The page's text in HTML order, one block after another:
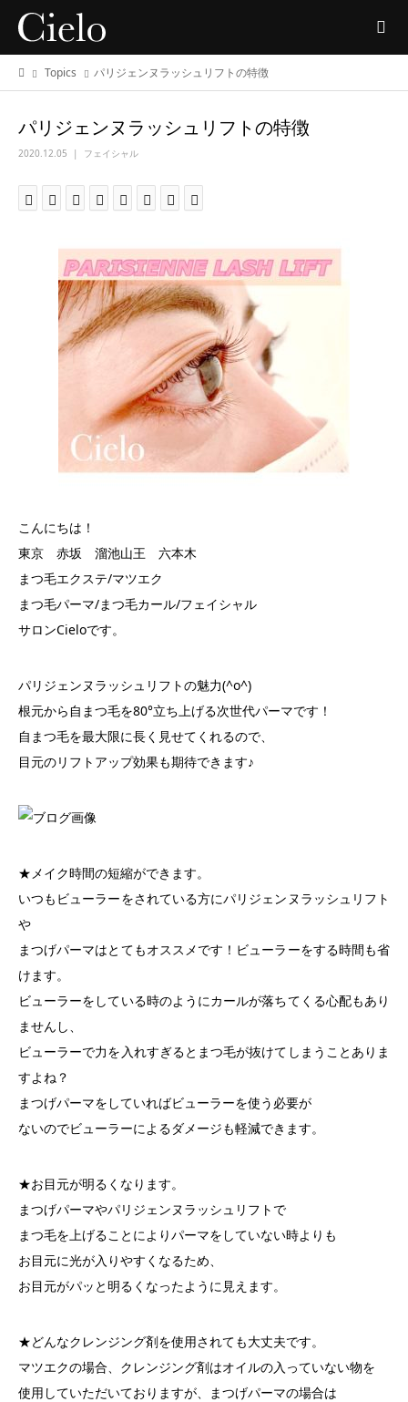
Topics パリジェンヌラッシュリフトの特徴
パリジェンヌラッシュリフトの特徴
2020.12.05 フェイシャル
こんにちは！
東京 赤坂 溜池山王 六本木
まつ毛エクステ/マツエク
まつ毛パーマ/まつ毛カール/フェイシャル
サロンCieloです。
パリジェンヌラッシュリフトの魅力(^o^)
根元から自まつ毛を80°立ち上げる次世代パーマです！
自まつ毛を最大限に長く見せてくれるので、
目元のリフトアップ効果も期待できます♪
★メイク時間の短縮ができます。
いつもビューラーをされている方にパリジェンヌラッシュリフト
や
まつげパーマはとてもオススメです！ビューラーをする時間も省
けます。
ビューラーをしている時のようにカールが落ちてくる心配もあり
ませんし、
ビューラーで力を入れすぎるとまつ毛が抜けてしまうことありま
すよね？
まつげパーマをしていればビューラーを使う必要が
ないのでビューラーによるダメージも軽減できます。
★お目元が明るくなります。
まつげパーマやパリジェンヌラッシュリフトで
まつ毛を上げることによりパーマをしていない時よりも
お目元に光が入りやすくなるため、
お目元がパッと明るくなったように見えます。
★どんなクレンジング剤を使用されても大丈夫です。
マツエクの場合、クレンジング剤はオイルの入っていない物を
使用していただいておりますが、まつげパーマの場合は